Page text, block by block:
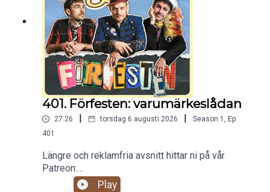
401. Förfesten: varumärkeslådan
27:26 | torsdag 6 augusti 2026 | Season 1 , Ep.
401
Längre och reklamfria avsnitt hittar ni på vår
Patreon:
https://www.patreon.com/c/randommakingmovie
Play